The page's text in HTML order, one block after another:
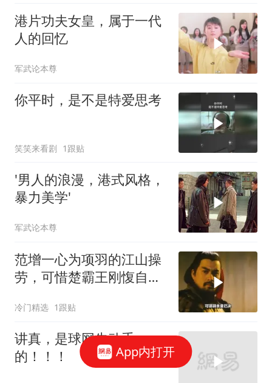
港片功夫女皇，属于一代
人的回忆
军武论本尊
你平时，是不是特爱思考
笑笑来看剧 1跟贴
'男人的浪漫，港式风格，
暴力美学'
军武论本尊
范增一心为项羽的江山操
劳，可惜楚霸王刚愎自
冷门精选 1跟贴
讲真，是球网先动手
的！！！
App内打开